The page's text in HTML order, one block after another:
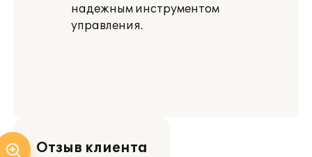
надежным инструментом
управления.
Отзыв клиента